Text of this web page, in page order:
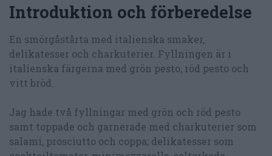
Introduktion och förberedelse
En smörgåstårta med italienska smaker,
delikatesser och charkuterier. Fyllningen är i
italienska färgerna med grön pesto, röd pesto och
vitt bröd.
Jag hade två fyllningar med grön och röd pesto
samt toppade och garnerade med charkuterier som
salami, prosciutto och coppa; delikatesser som